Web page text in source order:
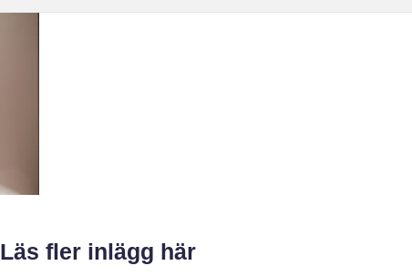
Läs fler inlägg här